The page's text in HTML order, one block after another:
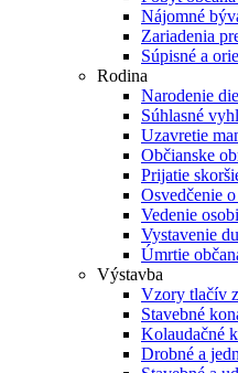
Nájomné
Zariadenia
Súpisné a
Rodina
Narodenie
Súhlasné
Uzavretie
Občianske
Prijatie
Osvedčenie
Vedenie
Vystavenie
Úmrtie
Výstavba
Vzory tlačív
Stavebné
Kolaudačné
Drobné a